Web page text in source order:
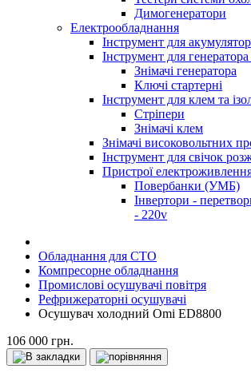
Димогенератори
Електрообладнання
Інструмент для
Інструмент для генератора
Знімачі генератора
Ключі стартерні
Інструмент для клем та
Стріпери
Знімачі клем
Знімачі високовольтних
Інструмент для свічок
Пристрої
Повербанки (УМБ)
Інвертори -
- 220v
Обладнання для СТО
Компресорне обладнання
Промислові осушувачі повітря
Рефрижераторні осушувачі
Осушувач холодний Omi ED8800
106 000 грн.